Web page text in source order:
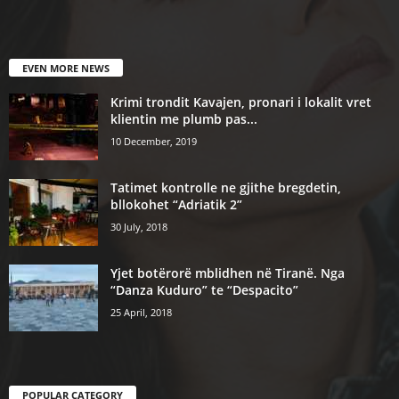
EVEN MORE NEWS
Krimi trondit Kavajen, pronari i lokalit vret
klientin me plumb pas...
10 December, 2019
Tatimet kontrolle ne gjithe bregdetin,
bllokohet “Adriatik 2”
30 July, 2018
Yjet botërorë mblidhen në Tiranë. Nga
“Danza Kuduro” te “Despacito”
25 April, 2018
POPULAR CATEGORY